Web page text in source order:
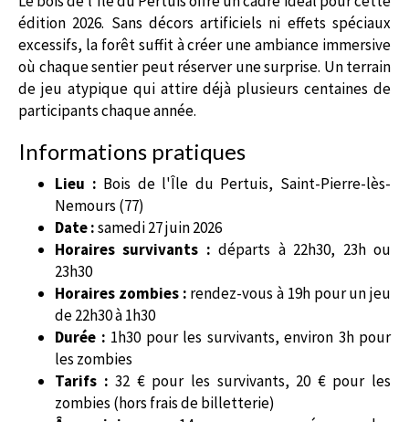
édition 2026. Sans décors artificiels ni effets spéciaux
excessifs, la forêt suffit à créer une ambiance immersive
où chaque sentier peut réserver une surprise. Un terrain
de jeu atypique qui attire déjà plusieurs centaines de
participants chaque année.
Informations pratiques
Lieu : Bois de l'Île du Pertuis, Saint-Pierre-lès-
Nemours (77)
Date :samedi 27 juin 2026
Horaires survivants : départs à 22h30, 23h ou
23h30
Horaires zombies : rendez-vous à 19h pour un jeu
de 22h30 à 1h30
Durée : 1h30 pour les survivants, environ 3h pour
les zombies
Tarifs : 32 € pour les survivants, 20 € pour les
zombies (hors frais de billetterie)